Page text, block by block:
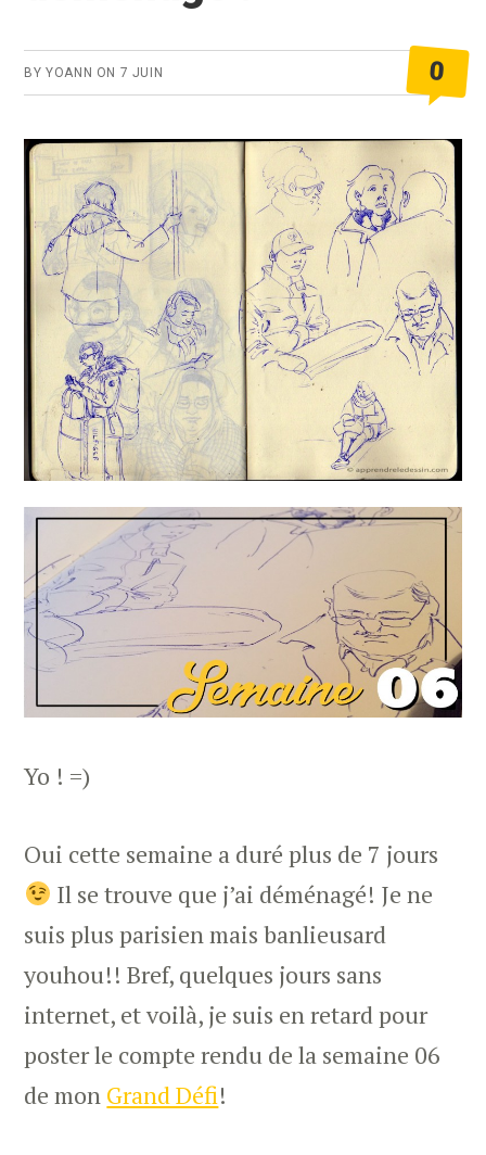
BYYOANN ON 7 JUIN 0
Yo ! =)
Oui cette semaine a duré plus de 7 jours
Il se trouve que j’ai déménagé! Je ne
suis plus parisien mais banlieusard
youhou!! Bref, quelques jours sans
internet, et voilà, je suis en retard pour
poster le compte rendu de la semaine 06
de mon Grand Défi!